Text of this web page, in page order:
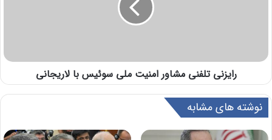
رایزنی تلفنی مشاور امنیت ملی سوئیس با لاریجانی
نوشته های مشابه